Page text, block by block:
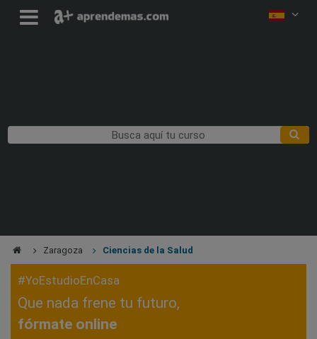
Zaragoza Ciencias de la Salud
#YoEstudioEnCasa
Que nada frene tu futuro,
fórmate online